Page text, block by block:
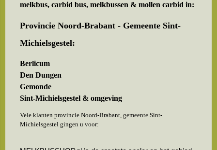
melkbus, carbid bus, melkbussen & mollen carbid in:
Provincie Noord-Brabant - Gemeente Sint-
Michielsgestel:
Berlicum
Den Dungen
Gemonde
Sint-Michielsgestel & omgeving
Vele klanten provincie Noord-Brabant, gemeente Sint-
Michielsgestel gingen u voor: